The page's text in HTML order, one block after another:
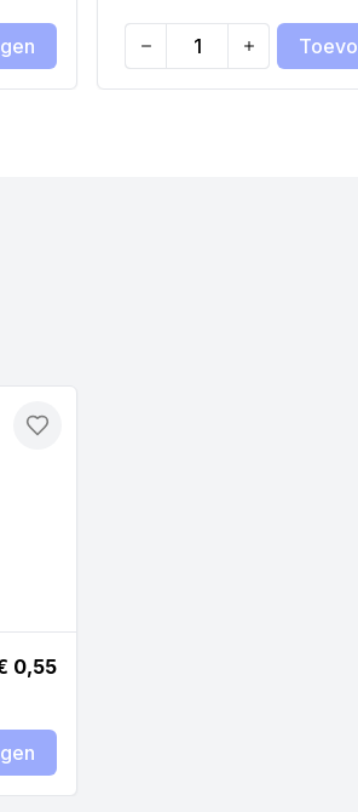
Quantity
0,55
Toevoegen